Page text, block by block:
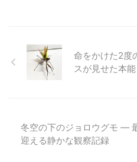
命をかけた2度
スが見せた本
冬空の下のジョロウグモ ―
迎える静かな観察記録